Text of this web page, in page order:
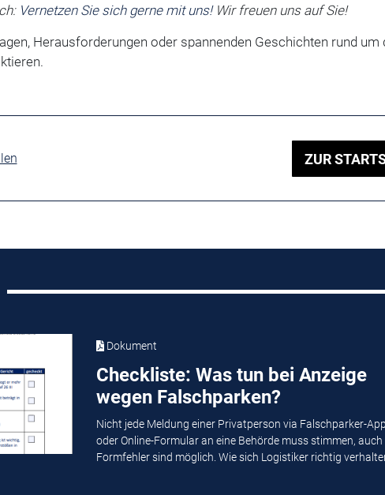
Vernetzen Sie sich gerne mit uns!Wir freuen uns auf Sie!
Herausforderungen oder spannenden Geschichten rund um
ZUR
Dokument
Checkliste: Was tun bei Anzeige
wegen Falschparken?
Nicht jede Meldung einer Privatperson via Falschparker-App
oder Online-Formular an eine Behörde muss stimmen, auch
Formfehler sind möglich. Wie sich Logistiker richtig